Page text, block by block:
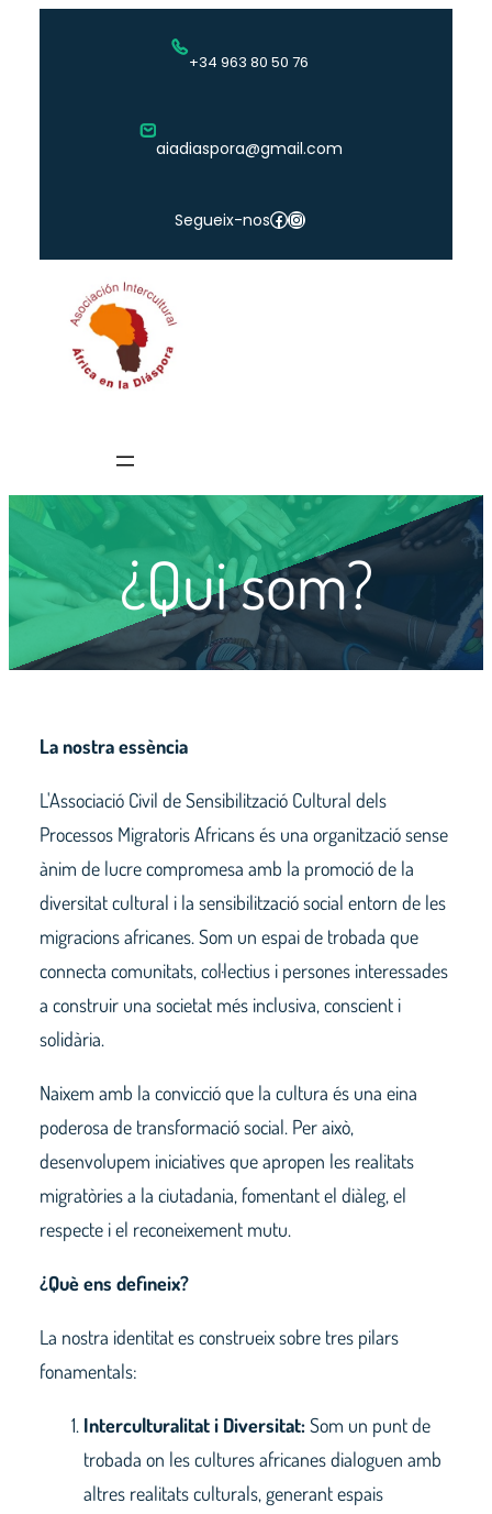
+34 963 80 50 76
aiadiaspora@gmail.com
Segueix-nosFacebook Instagram
¿Qui som?
La nostra essència
L'Associació Civil de Sensibilització Cultural dels
Processos Migratoris Africans és una organització sense
ànim de lucre compromesa amb la promoció de la
diversitat cultural i la sensibilització social entorn de les
migracions africanes. Som un espai de trobada que
connecta comunitats, col·lectius i persones interessades
a construir una societat més inclusiva, conscient i
solidària.
Naixem amb la convicció que la cultura és una eina
poderosa de transformació social. Per això,
desenvolupem iniciatives que apropen les realitats
migratòries a la ciutadania, fomentant el diàleg, el
respecte i el reconeixement mutu.
¿Què ens defineix?
La nostra identitat es construeix sobre tres pilars
fonamentals:
Interculturalitat i Diversitat:Som un punt de
trobada on les cultures africanes dialoguen amb
altres realitats culturals, generant espais